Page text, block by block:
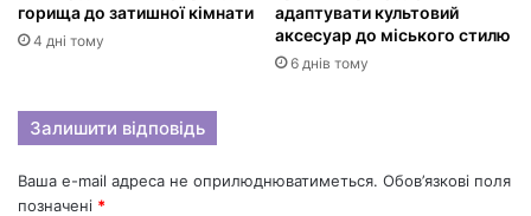
горища до затишної кімнати
4 дні тому
адаптувати культовий
аксесуар до міського стилю
6 днів тому
Залишити відповідь
Ваша e-mail адреса не оприлюднюватиметься. Обов’язкові поля
позначені *